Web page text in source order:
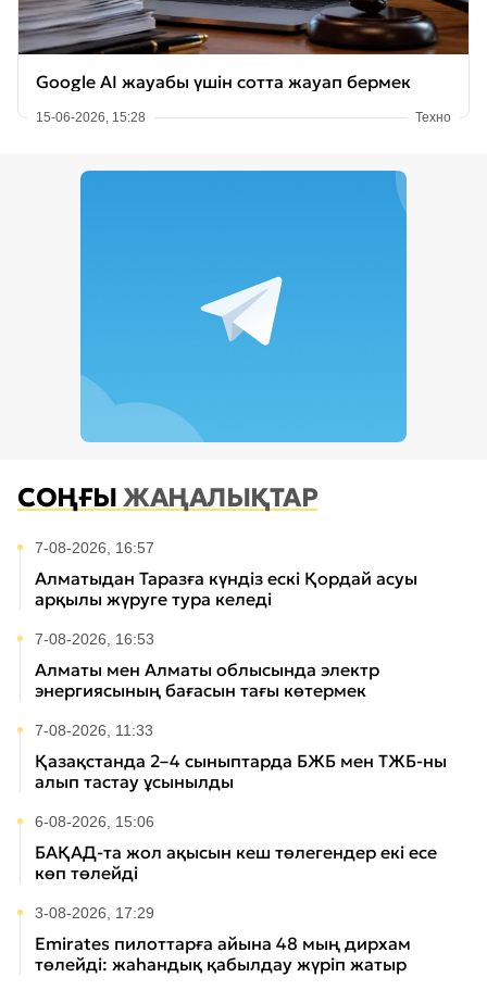
Google AI жауабы үшін сотта жауап бермек
15-06-2026, 15:28 Техно
СОҢҒЫЖАҢАЛЫҚТАР
7-08-2026, 16:57
Алматыдан Таразға күндіз ескі Қордай асуы
арқылы жүруге тура келеді
7-08-2026, 16:53
Алматы мен Алматы облысында электр
энергиясының бағасын тағы көтермек
7-08-2026, 11:33
Қазақстанда 2–4 сыныптарда БЖБ мен ТЖБ-ны
алып тастау ұсынылды
6-08-2026, 15:06
БАҚАД-та жол ақысын кеш төлегендер екі есе
көп төлейді
3-08-2026, 17:29
Emirates пилоттарға айына 48 мың дирхам
төлейді: жаһандық қабылдау жүріп жатыр